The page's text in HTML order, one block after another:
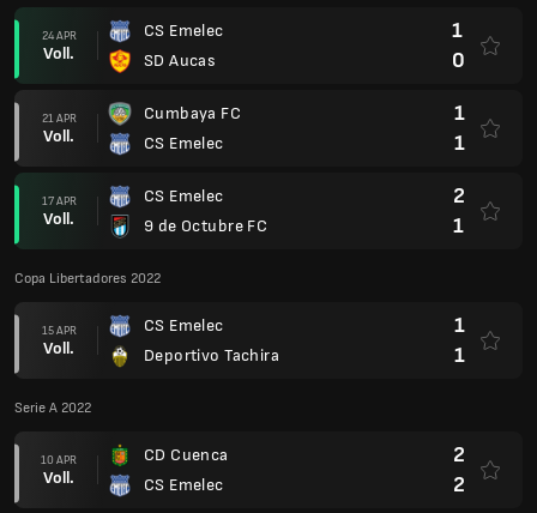
24 APR
Voll.
CS Emelec
SD Aucas
1
0
21 APR
Voll.
Cumbaya FC
CS Emelec
1
1
17 APR
Voll.
CS Emelec
9 de Octubre FC
2
1
Copa Libertadores 2022
15 APR
Voll.
CS Emelec
Deportivo Tachira
1
1
Serie A 2022
10 APR
Voll.
CD Cuenca
CS Emelec
2
2